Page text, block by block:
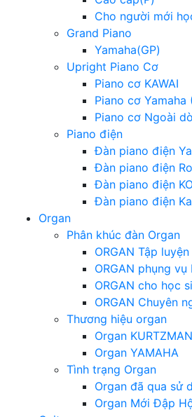
Cho người mới
Grand Piano
Yamaha(GP)
Upright Piano Cơ
Piano cơ KAWAI
Piano cơ Yamaha
Piano cơ Ngoài
Piano điện
Đàn piano điện
Đàn piano điện
Đàn piano điện
Đàn piano điện
Organ
Phân khúc đàn Organ
ORGAN Tập luyện
ORGAN phụng vụ
ORGAN cho học
ORGAN Chuyên
Thương hiệu organ
Organ KURTZMAN
Organ YAMAHA
Tình trạng Organ
Organ đã qua sử
Organ Mới Đập